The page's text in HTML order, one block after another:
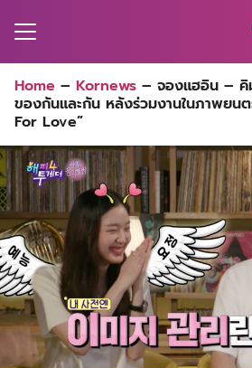
for:
Home – Kornews – จองแฮอิน – คิ
ของกันและกัน หลังร่วมงานในภาพยน
For Love”